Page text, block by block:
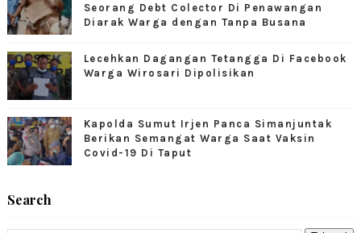
Seorang Debt Colector Di Penawangan
Diarak Warga dengan Tanpa Busana
Lecehkan Dagangan Tetangga Di Facebook
Warga Wirosari Dipolisikan
Kapolda Sumut Irjen Panca Simanjuntak
Berikan Semangat Warga Saat Vaksin
Covid-19 Di Taput
Search